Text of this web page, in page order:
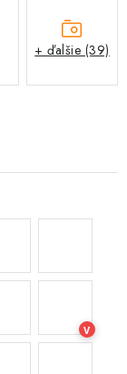
V
+ ďalšie (39)